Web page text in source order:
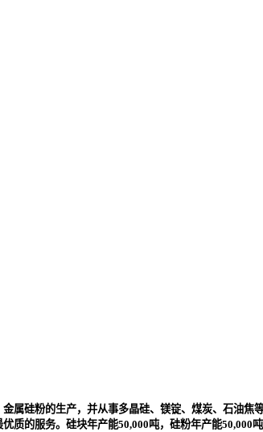
属硅粉的生产，并从事多晶硅、镁锭、煤炭、石油
质的服务。硅块年产能50,000吨，硅粉年产能50,000吨